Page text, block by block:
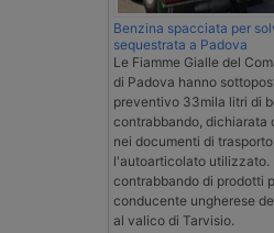
Benzina spacciata per
sequestrata a Padova
Le Fiamme Gialle del
di Padova hanno
preventivo 33mila litri di
contrabbando, dichiarata
nei documenti di
l'autoarticolato utilizzato.
contrabbando di prodotti
conducente ungherese
al valico di Tarvisio.